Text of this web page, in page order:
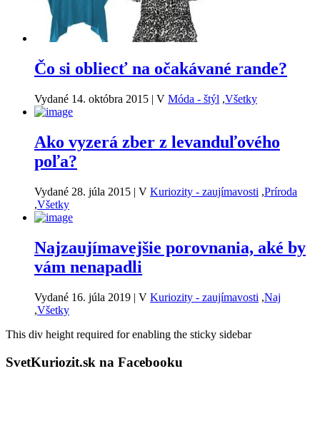
Čo si obliecť na očakávané rande?
Vydané 14. októbra 2015 | V Móda - štýl ,Všetky
Ako vyzerá zber z levanduľového
poľa?
Vydané 28. júla 2015 | V Kuriozity - zaujímavosti ,Príroda
,Všetky
Najzaujímavejšie porovnania, aké by
vám nenapadli
Vydané 16. júla 2019 | V Kuriozity - zaujímavosti ,Naj
,Všetky
This div height required for enabling the sticky sidebar
SvetKuriozit.sk na Facebooku